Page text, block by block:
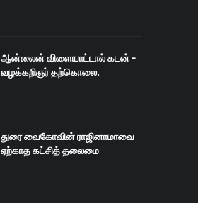
ஆன்லைன் விளையாட்டால் கடன் -
வழக்கறிஞர் தற்கொலை.
துரை வைகோவின் ராஜினாமாவை
ஏற்காத கட்சித் தலைமை